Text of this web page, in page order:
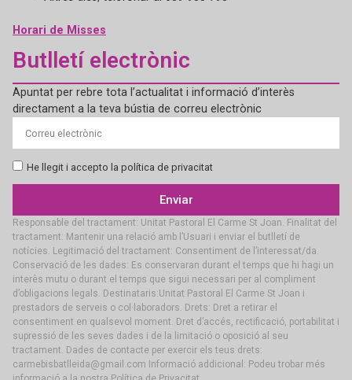
Horari de Misses
Butlletí electrònic
Apuntat per rebre tota l’actualitat i informació d’interès
directament a la teva bústia de correu electrònic
He llegit i accepto la política de privacitat
Enviar
Responsable del tractament: Unitat Pastoral El Carme St Joan. Finalitat del
tractament: Mantenir una relació amb l’Usuari i enviar el butlletí de
notícies. Legitimació del tractament: Consentiment de l’interessat/da.
Conservació de les dades: Es conservaran durant el temps que hi hagi un
interès mutu o durant el temps que sigui necessari per al compliment
d’obligacions legals. Destinataris:Unitat Pastoral El Carme St Joan i
prestadors de serveis o col·laboradors. Drets: Dret a retirar el
consentiment en qualsevol moment. Dret d’accés, rectificació, portabilitat i
supressió de les seves dades i de la limitació o oposició al seu
tractament. Dades de contacte per exercir els teus drets:
carmebisbatlleida@gmail.com Informació addicional: Podeu trobar més